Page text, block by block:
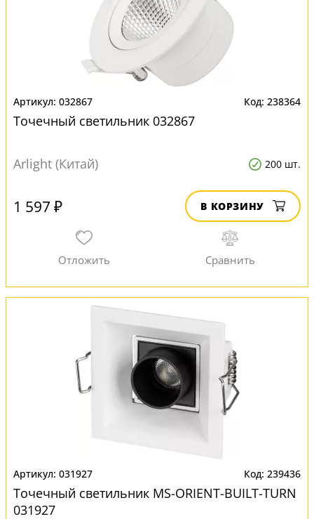
032867 238364
Точечный светильник 032867
Arlight (Китай) 200 шт.
1 597 ₽ В КОРЗИНУ
031927 239436
Точечный светильник MS-ORIENT-BUILT-TURN
031927